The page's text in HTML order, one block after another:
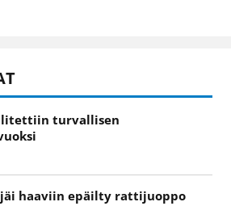
turvallisen
jäi haaviin epäilty rattijuoppo